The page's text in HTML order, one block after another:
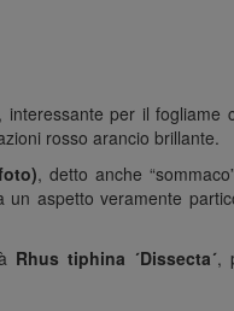
per il fogliame
rosso arancio brillante.
, detto anche
aspetto veramente
Rhus tiphina ´Dissecta´,